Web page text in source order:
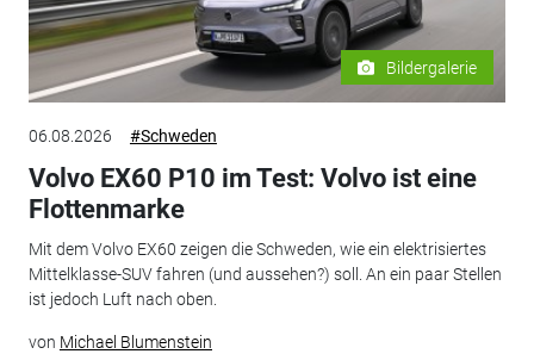
Bildergalerie
06.08.2026 #Schweden
Volvo EX60 P10 im Test: Volvo ist eine
Flottenmarke
Mit dem Volvo EX60 zeigen die Schweden, wie ein elektrisiertes
Mittelklasse-SUV fahren (und aussehen?) soll. An ein paar Stellen
ist jedoch Luft nach oben.
von Michael Blumenstein